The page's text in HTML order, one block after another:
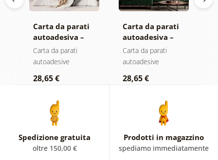
Carta da parati
autoadesiva –
Foglie con
sfumatura
Carta da parati
autoadesive
28,65 €
Carta da parati
autoadesiva –
Foresta nella
nebbia
Carta da parati
autoadesive
28,65 €
Spedizione gratuita
oltre 150,00 €
Prodotti in magazzino
spediamo immediatamente